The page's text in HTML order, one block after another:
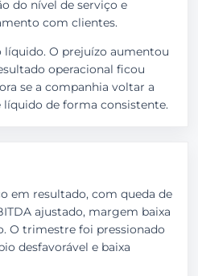
do nível de serviço e
com clientes.
O prejuízo aumentou
operacional ficou
se a companhia voltar a
de forma consistente.
em resultado, com queda de
ajustado, margem baixa
O trimestre foi pressionado
desfavorável e baixa